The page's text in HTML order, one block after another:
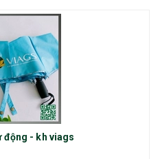
động - kh viags